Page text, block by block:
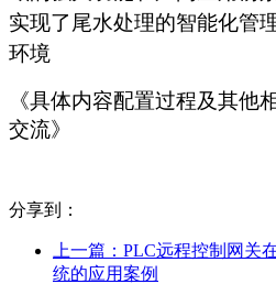
实现了尾水处理的智能化管
环境
《具体内容配置过程及其他
交流》
分享到：
上一篇： PLC远程控制网关
统的应用案例